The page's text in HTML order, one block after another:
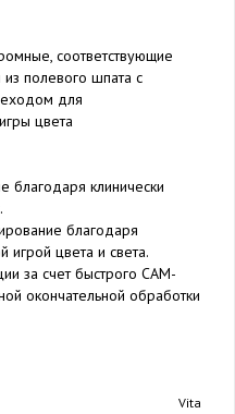
соответствующие
из полевого шпата с
для
цвета
благодаря клинически
благодаря
игрой цвета и света.
за счет быстрого CAM-
окончательной обработки
Vita